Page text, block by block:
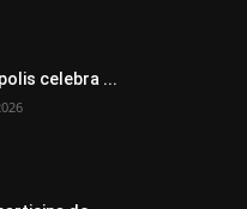
celebra ...